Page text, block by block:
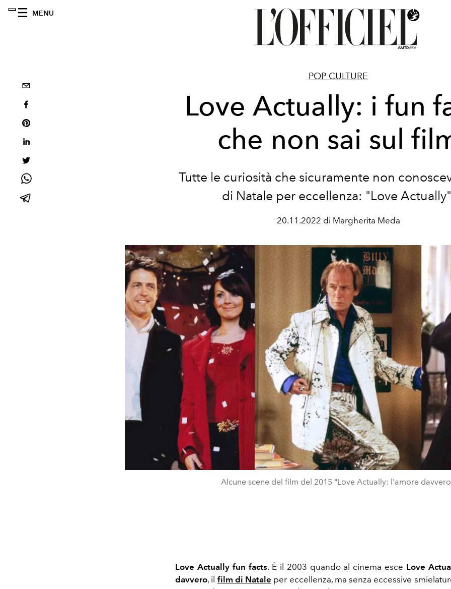
MENU
POP CULTURE
Love Actually: i fun
che non sai sul
Tutte le curiosità che sicuramente non
di Natale per eccellenza: "Love
20.11.2022 di Margherita Meda
Alcune scene del film del 2015 "Love Actually: l'amore
Love Actually fun facts. È il 2003 quando al cinema esce Love
davvero, il film di Natale per eccellenza, ma senza eccessive